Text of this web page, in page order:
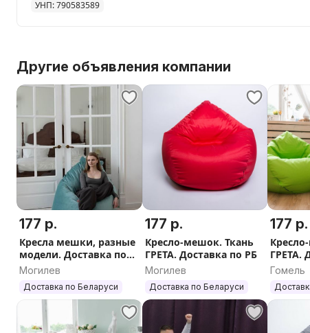
- Размеры разные, для детей и взрослых.
возможен самовывоз.
- Гарантия на наши изделия 12 месяцев.
- Также можно заказать отдельно чехлы или
- Мы стараемся, чтобы Вам было комфортно! Звоните
УНП: 790583589
Другие объявления компании
177 р.
Кресла мешки, разные
модели. Доставка по
РБ
Могилев
Доставка по Беларуси
177 р.
Кресло-мешок. Ткань
ГРЕТА. Доставка по РБ
Могилев
Доставка по Беларуси
177 р.
ГРЕТА.
Гомель